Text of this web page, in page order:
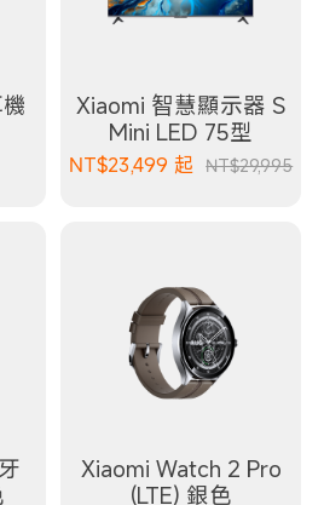
Xiaomi 智慧顯示器 S
Mini LED 75型
NT$23,499 起 NT$29,995
Xiaomi Watch 2 Pro
(LTE) 銀色